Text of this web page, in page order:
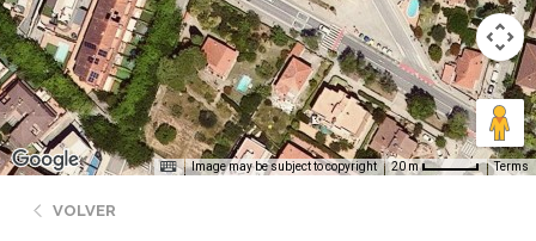
Image may be subject to copyright 20 m Terms
VOLVER